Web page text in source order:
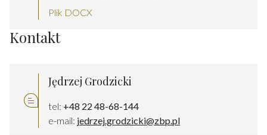
Plik DOCX
Kontakt
Jędrzej Grodzicki
tel: +48 22 48-68-144
e-mail: jedrzej.grodzicki@zbp.pl